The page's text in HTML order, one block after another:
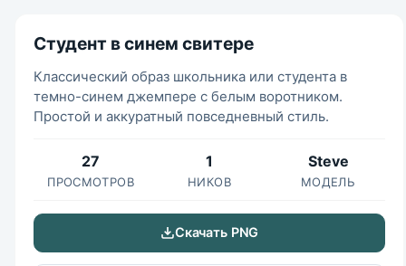
Студент в синем свитере
Классический образ школьника или студента в
темно-синем джемпере с белым воротником.
Простой и аккуратный повседневный стиль.
27
ПРОСМОТРОВ
1
НИКОВ
Steve
МОДЕЛЬ
Скачать PNG